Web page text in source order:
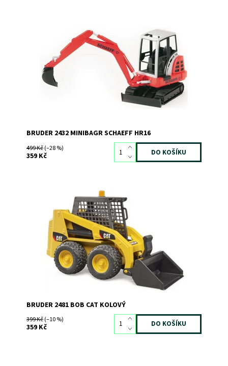
Minibagr SCHAEF HR16
Skladem2
115
Značka:
BRUDER 2432 MINIBAGR SCHAEFF HR16
499 Kč(–28 %)
359 Kč
Mini nakladač BOB CATERPILAR
Dostupnost:
Skladem2
5127
Značka:
BRUDER
BRUDER 2481 BOB CAT KOLOVÝ
399 Kč(–10 %)
359 Kč